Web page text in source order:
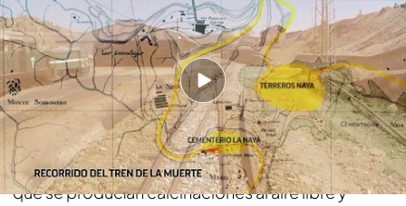
cuatro.com
12 MAR 2018 - 02:30h.
Compartir
'Cuarto Milenio' fue testigo del fenómeno de los
poblados de salitre en Humberstone (Chile) en los
que se producían calcinaciones al aire libre y